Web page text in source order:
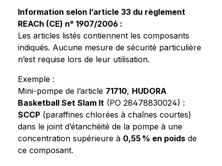
Information selon l’article 33 du règlement
REACh (CE) n° 1907/2006 :
Les articles listés contiennent les composants
indiqués. Aucune mesure de sécurité particulière
n’est requise lors de leur utilisation.
Exemple :
Mini-pompe de l’article 71710, HUDORA
Basketball Set Slam It (PO 28478830024) :
SCCP (paraffines chlorées à chaînes courtes)
dans le joint d’étanchéité de la pompe à une
concentration supérieure à 0,55 % en poids de
ce composant.